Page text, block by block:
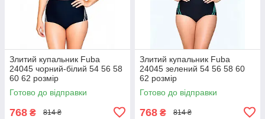
Злитий купальник Fuba
24045 чорний-білий 54 56 58
60 62 розмір
Готово до відправки
768 ₴ 814 ₴
Злитий купальник Fuba
24045 зелений 54 56 58 60
62 розмір
Готово до відправки
768 ₴ 814 ₴